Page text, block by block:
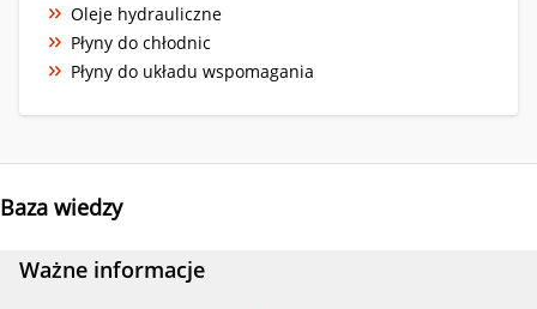
Oleje hydrauliczne
Płyny do chłodnic
Płyny do układu wspomagania
Baza wiedzy
Ważne informacje